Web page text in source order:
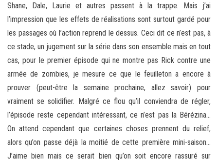
Shane, Dale, Laurie et autres passent à la trappe. Mais j’ai
l’impression que les effets de réalisations sont surtout gardé pour
les passages où l’action reprend le dessus. Ceci dit ce n’est pas, à
ce stade, un jugement sur la série dans son ensemble mais en tout
cas, pour le premier épisode qui ne montre pas Rick contre une
armée de zombies, je mesure ce que le feuilleton a encore à
prouver (peut-être la semaine prochaine, allez savoir) pour
vraiment se solidifier. Malgré ce flou qu’il conviendra de régler,
l’épisode reste cependant intéressant, ce n’est pas la Bérézina…
On attend cependant que certaines choses prennent du relief,
alors qu’on passe déjà la moitié de cette première mini-saison…
J’aime bien mais ce serait bien qu’on soit encore rassuré sur